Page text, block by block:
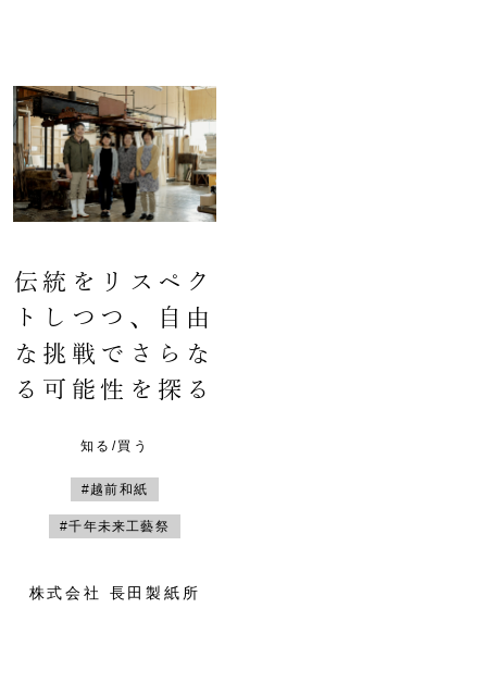
伝統をリスペク
トしつつ、自由
な挑戦でさらな
る可能性を探る
知る/買う
#越前和紙
#千年未来工藝祭
株式会社 長田製紙所